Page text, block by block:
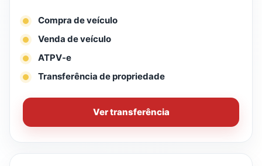
Compra de veículo
Venda de veículo
ATPV-e
Transferência de propriedade
Ver transferência